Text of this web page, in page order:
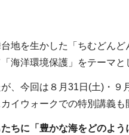
地を生かした「ちむどん
海洋環境保護」をテーマと
、今回は８月31日(土)・
イウォークでの特別講義も
ちに「豊かな海をどのよ